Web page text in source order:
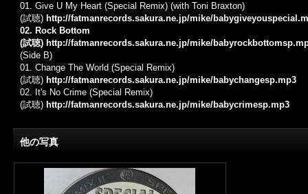
01. Give U My Heart (Special Remix) (with Toni Braxton)
(試聴) http://fatmanrecords.sakura.ne.jp/mike/
02. Rock Bottom
(試聴) http://fatmanrecords.sakura.ne.jp/mike/
(Side B)
01. Change The World (Special Remix)
(試聴) http://fatmanrecords.sakura.ne.jp/mike/babychangesp.mp3
02. It's No Crime (Special Remix)
(試聴) http://fatmanrecords.sakura.ne.jp/mike/babycrimesp.mp3
他の写真